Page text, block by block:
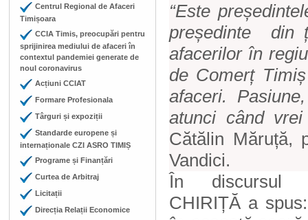
Centrul Regional de Afaceri
Timișoara
CCIA Timis, preocupări pentru
sprijinirea mediului de afaceri în
contextul pandemiei generate de
noul coronavirus
Acțiuni CCIAT
Formare Profesionala
Târguri și expoziții
Standarde europene și
internaționale CZI ASRO TIMIȘ
Programe și Finanțări
Curtea de Arbitraj
Licitații
Direcția Relații Economice
“Este
președinte
din
afacerilor în
de Comerț
afaceri.
atunci când
Cătălin Măruță,
Vandici.
În discursul
CHIRIȚĂ a spus: